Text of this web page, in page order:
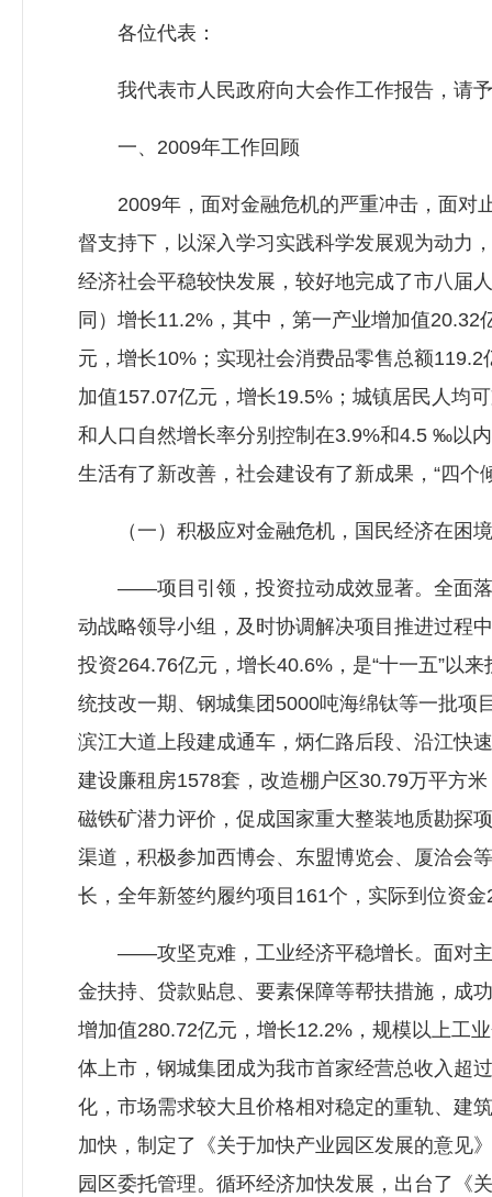
各位代表：
我代表市人民政府向大会作工作报告，请予
一、2009年工作回顾
2009年，面对金融危机的严重冲击，面对止
督支持下，以深入学习实践科学发展观为动力
经济社会平稳较快发展，较好地完成了市八届
同）增长11.2%，其中，第一产业增加值
元，增长10%；实现社会消费品零售总额
加值157.07亿元，增长19.5%；城镇居民人均
和人口自然增长率分别控制在3.9%和4.5 ‰以
生活有了新改善，社会建设有了新成果，“四
（一）积极应对金融危机，国民经济在困境
——项目引领，投资拉动成效显著。全面落
动战略领导小组，及时协调解决项目推进过程
投资264.76亿元，增长40.6%，是“十一五”以
统技改一期、钢城集团5000吨海绵钛等一批项
滨江大道上段建成通车，炳仁路后段、沿江快
建设廉租房1578套，改造棚户区30.79万平方
磁铁矿潜力评价，促成国家重大整装地质勘探
渠道，积极参加西博会、东盟博览会、厦洽会
长，全年新签约履约项目161个，实际到位资
——攻坚克难，工业经济平稳增长。面对主
金扶持、贷款贴息、要素保障等帮扶措施，成
增加值280.72亿元，增长12.2%，规模以上工
体上市，钢城集团成为我市首家经营总收入超
化，市场需求较大且价格相对稳定的重轨、建
加快，制定了《关于加快产业园区发展的意见
园区委托管理。循环经济加快发展，出台了《